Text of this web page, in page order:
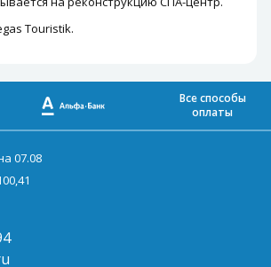
Touristik.
Все способы
оплаты
07.08